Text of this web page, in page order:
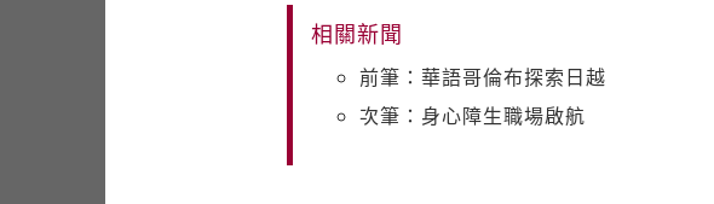
相關新聞
前筆：華語哥倫布探索日越
次筆：身心障生職場啟航